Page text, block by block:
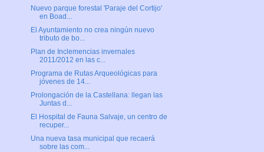
Nuevo parque forestal 'Paraje del Cortijo'
en Boad...
El Ayuntamiento no crea ningún nuevo
tributo de bo...
Plan de Inclemencias invernales
2011/2012 en las c...
Programa de Rutas Arqueológicas para
jóvenes de 14...
Prolongación de la Castellana: llegan las
Juntas d...
El Hospital de Fauna Salvaje, un centro de
recuper...
Una nueva tasa municipal que recaerá
sobre las com...